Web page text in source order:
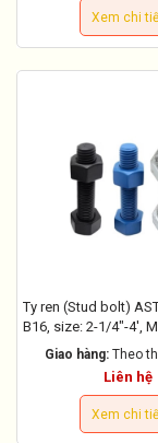
Xem chi
Ty ren (Stud bolt)
B16, size: 2-1/4"-4',
Giao hàng: Theo
Liên hệ
Xem chi